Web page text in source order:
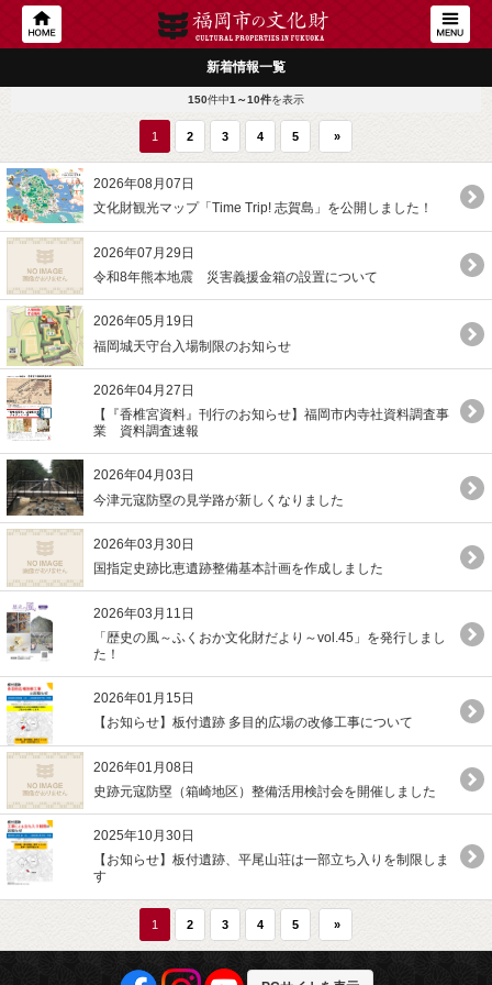
新着情報一覧
150件中1～10件を表示
1 2 3 4 5 »
2026年08月07日
文化財観光マップ「Time Trip! 志賀島」を公開しました！
2026年07月29日
令和8年熊本地震 災害義援金箱の設置について
2026年05月19日
福岡城天守台入場制限のお知らせ
2026年04月27日
【『香椎宮資料』刊行のお知らせ】福岡市内寺社資料調査事
業 資料調査速報
2026年04月03日
今津元寇防塁の見学路が新しくなりました
2026年03月30日
国指定史跡比恵遺跡整備基本計画を作成しました
2026年03月11日
「歴史の風～ふくおか文化財だより～vol.45」を発行しまし
た！
2026年01月15日
【お知らせ】板付遺跡 多目的広場の改修工事について
2026年01月08日
史跡元寇防塁（箱崎地区）整備活用検討会を開催しました
2025年10月30日
【お知らせ】板付遺跡、平尾山荘は一部立ち入りを制限しま
す
1 2 3 4 5 »